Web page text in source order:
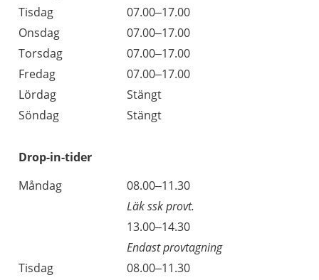
Tisdag
07.00–17.00
Onsdag
07.00–17.00
Torsdag
07.00–17.00
Fredag
07.00–17.00
Lördag
Stängt
Söndag
Stängt
Drop-in-tider
Måndag
08.00–11.30
Läk ssk provt.
13.00–14.30
Endast provtagning
Tisdag
08.00–11.30